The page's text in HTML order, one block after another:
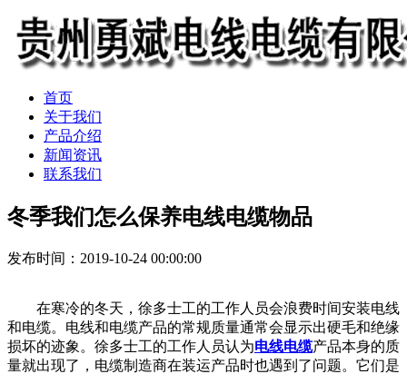
首页
关于我们
产品介绍
新闻资讯
联系我们
冬季我们怎么保养电线电缆物品
发布时间：2019-10-24 00:00:00
在寒冷的冬天，徐多士工的工作人员会浪费时间安装电线
和电缆。电线和电缆产品的常规质量通常会显示出硬毛和绝缘
损坏的迹象。徐多士工的工作人员认为电线电缆产品本身的质
量就出现了，电缆制造商在装运产品时也遇到了问题。它们是